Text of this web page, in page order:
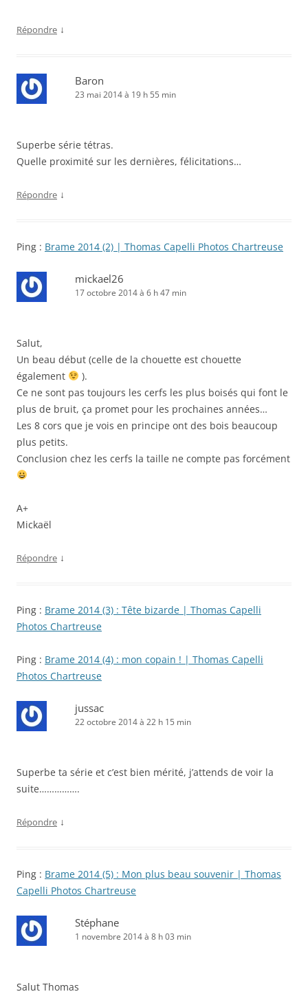
Répondre ↓
Baron
23 mai 2014 à 19 h 55 min
Superbe série tétras.
Quelle proximité sur les dernières, félicitations…
Répondre ↓
Ping : Brame 2014 (2) | Thomas Capelli Photos Chartreuse
mickael26
17 octobre 2014 à 6 h 47 min
Salut,
Un beau début (celle de la chouette est chouette
également
).
Ce ne sont pas toujours les cerfs les plus boisés qui font le
plus de bruit, ça promet pour les prochaines années…
Les 8 cors que je vois en principe ont des bois beaucoup
plus petits.
Conclusion chez les cerfs la taille ne compte pas forcément
A+
Mickaël
Répondre ↓
Ping : Brame 2014 (3) : Tête bizarde | Thomas Capelli
Photos Chartreuse
Ping : Brame 2014 (4) : mon copain ! | Thomas Capelli
Photos Chartreuse
jussac
22 octobre 2014 à 22 h 15 min
Superbe ta série et c’est bien mérité, j’attends de voir la
suite…………….
Répondre ↓
Ping : Brame 2014 (5) : Mon plus beau souvenir | Thomas
Capelli Photos Chartreuse
Stéphane
1 novembre 2014 à 8 h 03 min
Salut Thomas